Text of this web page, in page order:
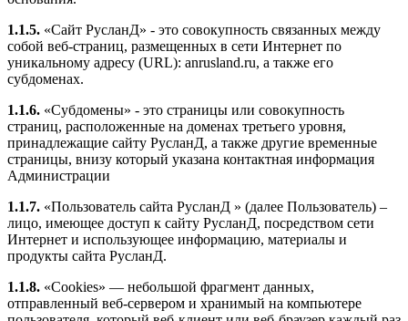
1.1.5. «Сайт РусланД» - это совокупность связанных между
собой веб-страниц, размещенных в сети Интернет по
уникальному адресу (URL): anrusland.ru, а также его
субдоменах.
1.1.6. «Субдомены» - это страницы или совокупность
страниц, расположенные на доменах третьего уровня,
принадлежащие сайту РусланД, а также другие временные
страницы, внизу который указана контактная информация
Администрации
1.1.7. «Пользователь сайта РусланД » (далее Пользователь) –
лицо, имеющее доступ к сайту РусланД, посредством сети
Интернет и использующее информацию, материалы и
продукты сайта РусланД.
1.1.8. «Cookies» — небольшой фрагмент данных,
отправленный веб-сервером и хранимый на компьютере